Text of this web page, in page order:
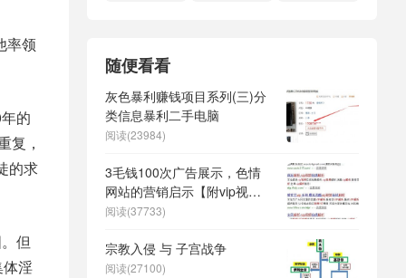
率领
的
复，
的求
但
淫
随便看看
灰色暴利赚钱项目系列(三)分
类信息暴利二手电脑
阅读(23984)
3毛钱100次广告展示，色情
网站的营销启示【附vip视频
解析源码】
阅读(37733)
宗教入侵 与 子宫战争
阅读(27100)